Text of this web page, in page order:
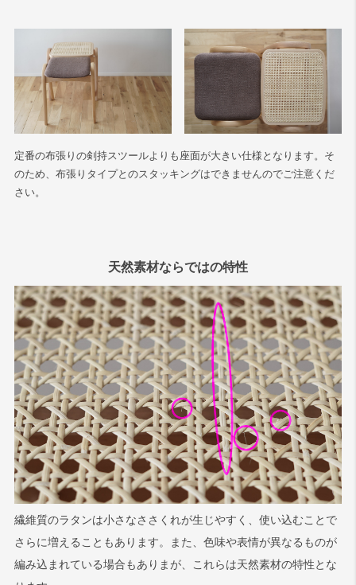
定番の布張りの剣持スツールよりも座面が大きい仕様となります。そ
のため、布張りタイプとのスタッキングはできませんのでご注意くだ
さい。
天然素材ならではの特性
繊維質のラタンは小さなささくれが生じやすく、使い込むことで
さらに増えることもあります。また、色味や表情が異なるものが
編み込まれている場合もありまが、これらは天然素材の特性とな